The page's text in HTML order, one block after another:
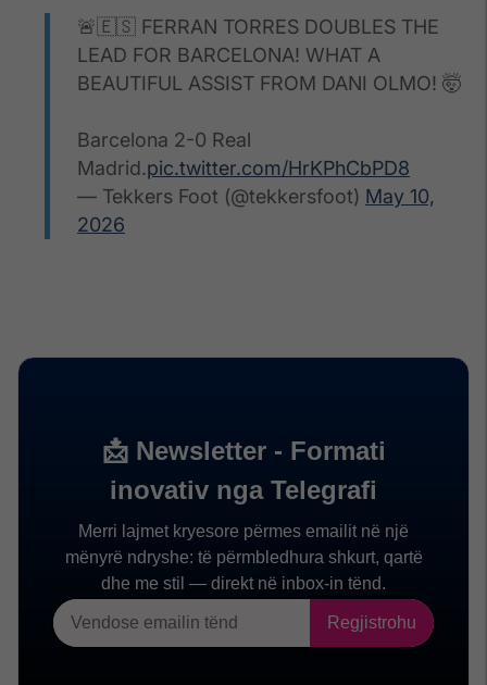
🚨🇪🇸 FERRAN TORRES DOUBLES THE
LEAD FOR BARCELONA! WHAT A
BEAUTIFUL ASSIST FROM DANI OLMO! 🤯
Barcelona 2-0 Real
Madrid.pic.twitter.com/HrKPhCbPD8
— Tekkers Foot (@tekkersfoot) May 10,
2026